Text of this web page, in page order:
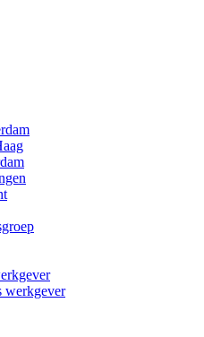
werkgever